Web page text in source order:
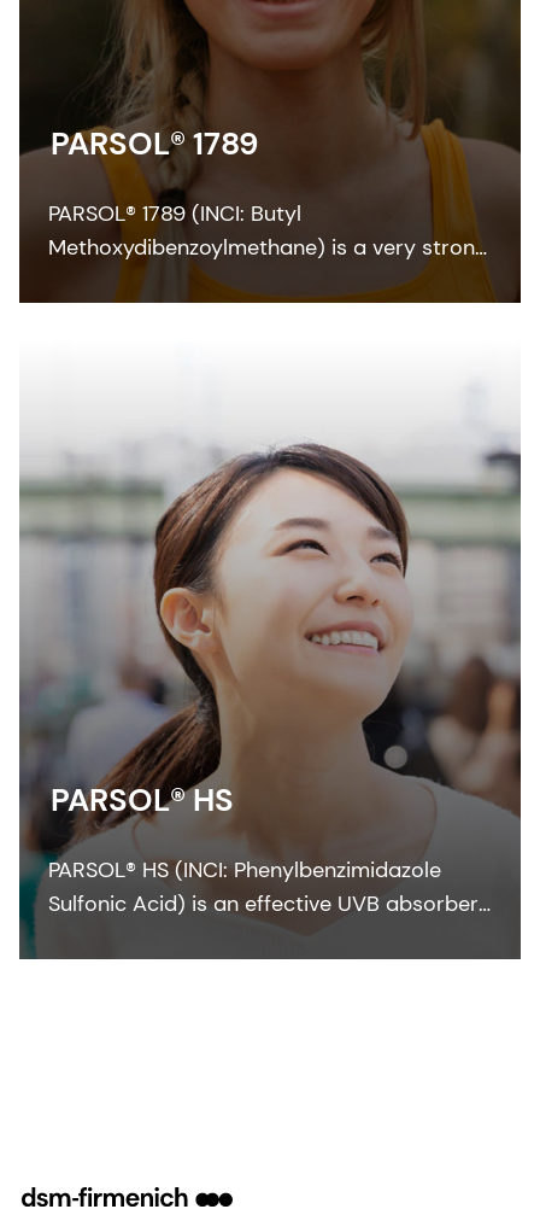
PARSOL® 1789
PARSOL® 1789 (INCI: Butyl
Methoxydibenzoylmethane) is a very strong
and efficient UVA absorber for sunscreen
PARSOL® HS
PARSOL® HS (INCI: Phenylbenzimidazole
Sulfonic Acid) is an effective UVB absorber